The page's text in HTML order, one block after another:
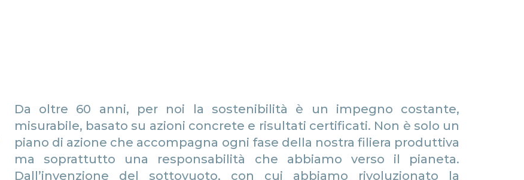
Da oltre 60 anni, per noi la sostenibilità è un impegno costante,
misurabile, basato su azioni concrete e risultati certificati. Non è solo un
piano di azione che accompagna ogni fase della nostra filiera produttiva
ma soprattutto una responsabilità che abbiamo verso il pianeta.
Dall’invenzione del sottovuoto, con cui abbiamo rivoluzionato la